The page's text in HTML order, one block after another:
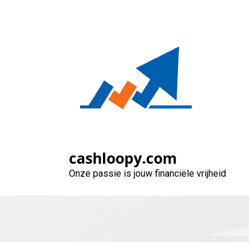
cashloopy.com
Onze passie is jouw financiële vrijheid